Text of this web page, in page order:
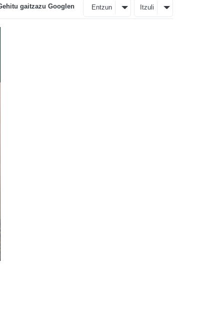
gaitzazu Googlen Entzun Itzuli